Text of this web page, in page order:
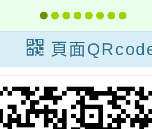
型高中未
產業職業
課程
年度
—新竹
頁面